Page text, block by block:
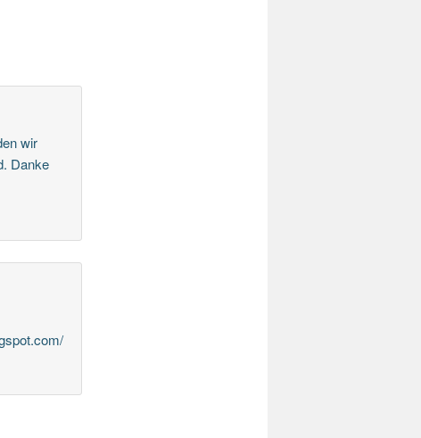
wir
Danke